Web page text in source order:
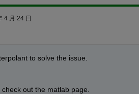
4 月 24 日
to solve the issue.
out the matlab page.